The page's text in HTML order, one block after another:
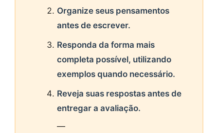
Organize seus pensamentos
antes de escrever.
Responda da forma mais
completa possível, utilizando
exemplos quando necessário.
Reveja suas respostas antes de
entregar a avaliação.
—